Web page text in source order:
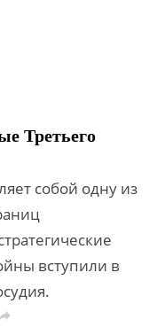
Третьего
собой одну из
вступили в
